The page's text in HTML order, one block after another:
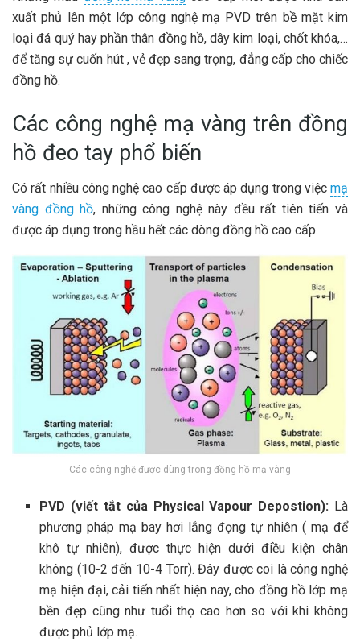
xuất phủ lên một lớp công nghệ mạ PVD trên bề mặt kim
loại đá quý hay phần thân đồng hồ, dây kim loại, chốt khóa,…
để tăng sự cuốn hút , vẻ đẹp sang trọng, đẳng cấp cho chiếc
đồng hồ.
Các công nghệ mạ vàng trên đồng
hồ đeo tay phổ biến
Có rất nhiều công nghệ cao cấp được áp dụng trong việc mạ
vàng đồng hồ, những công nghệ này đều rất tiên tiến và
được áp dụng trong hầu hết các dòng đồng hồ cao cấp.
Các công nghệ được dùng trong đồng hồ mạ vàng
PVD (viết tắt của Physical Vapour Depostion): Là
phương pháp mạ bay hơi lắng đọng tự nhiên ( mạ để
khô tự nhiên), được thực hiện dưới điều kiện chân
không (10-2 đến 10-4 Torr). Đây được coi là công nghệ
mạ hiện đại, cải tiến nhất hiện nay, cho đồng hồ lớp mạ
bền đẹp cũng như tuổi thọ cao hơn so với khi không
được phủ lớp mạ.